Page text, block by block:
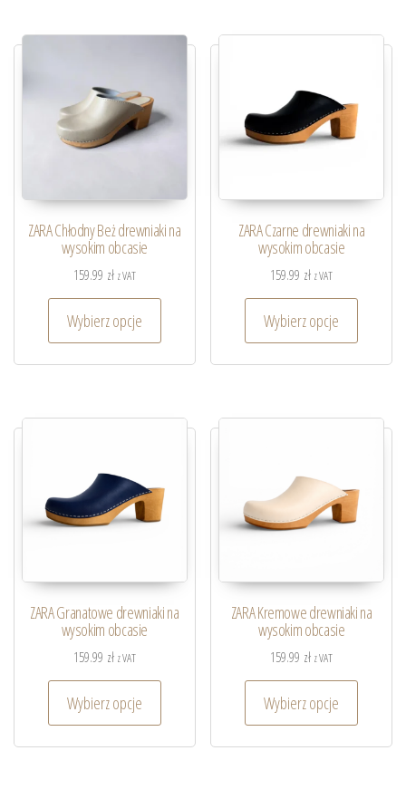
ZARA Chłodny Beż drewniaki na
wysokim obcasie
159.99 zł z VAT
Wybierz opcje
ZARA Czarne drewniaki na
wysokim obcasie
159.99 zł z VAT
Wybierz opcje
ZARA Granatowe drewniaki na
wysokim obcasie
159.99 zł z VAT
Wybierz opcje
ZARA Kremowe drewniaki na
wysokim obcasie
159.99 zł z VAT
Wybierz opcje